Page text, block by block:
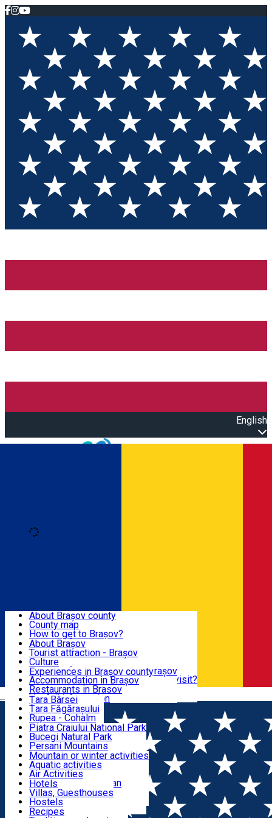
English
Română
BRAȘOV
EXPERIENCES
DESTINATIONS
NATURE
ACTIVE TOURISM
ACCOMMODATION
CULTURAL HERITAGE
About Brașov county
County map
How to get to Brașov?
Tourist Information Centers
Tourist Guides
Brașov Tourism Recommendations
Historical tourist attractions
What would a local recommend to visit?
Tourism news Brașov
Restaurants
About Brașov
Tourist attraction - Brașov
Culture
Tourist Information Center - Brașov
Accommodation in Brașov
Restaurants in Brasov
Usefull information
Experiences in Brașov county
Țara Bârsei
Țara Făgărașului
Rupea - Cohalm
ECO Destinations
Piatra Craiului National Park
Bucegi Natural Park
Perșani Mountains
Făgăraș Mountains
Postăvarul Peak
Măgura Codlei
Ciucaș Mountains
Protected areas
Other natural attractions
Speoturism
Mountain or winter activities
Aquatic activities
Air Activities
Adventure, Equestrian
Cycling, Running
Other activities
Hotels
Villas, Guesthouses
Hostels
Cottages
Recipes